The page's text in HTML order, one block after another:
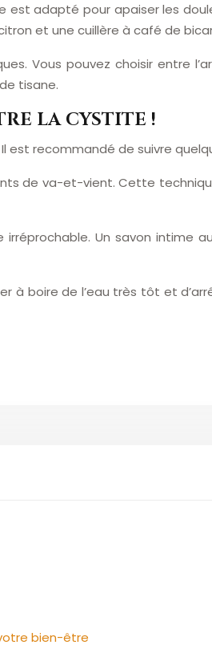
adapté pour apaiser les
et une cuillère à café de
Vous pouvez choisir entre
tisane.
LA CYSTITE !
est recommandé de suivre
de va-et-vient. Cette
Un savon
boire de l’eau très tôt et
bien-être